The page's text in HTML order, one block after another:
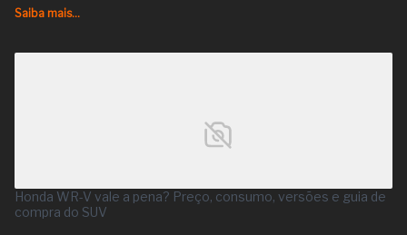
Saiba mais...
Honda WR-V vale a pena? Preço, consumo, versões e guia de
compra do SUV